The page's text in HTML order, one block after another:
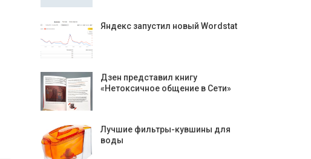
Яндекс запустил новый Wordstat
Дзен представил книгу
«Нетоксичное общение в Сети»
Лучшие фильтры-кувшины для
воды